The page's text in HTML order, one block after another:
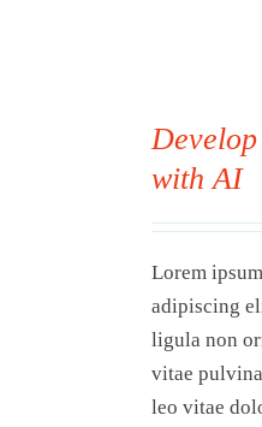
with AI
Lorem
adipiscing
ligula non
vitae
leo vitae